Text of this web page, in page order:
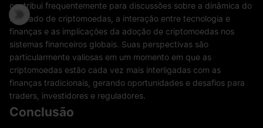
contribui frequentemente para discussões sobre a dinâmica do
mercado de criptomoedas, a interação entre tecnologia e
finanças e as implicações da adoção de criptomoedas nos
sistemas financeiros globais. Suas perspectivas são
particularmente valiosas em um momento em que as
criptomoedas estão cada vez mais interligadas com as
finanças tradicionais, gerando oportunidades e desafios para
traders, investidores e reguladores.
Conclusão